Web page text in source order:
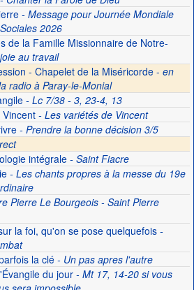
- Message pour Journée Mondiale
2026
de la Famille Missionnaire de Notre-
au travail
- Chapelet de la Miséricorde - en
radio à Paray-le-Monial
- Lc 7/38 - 3, 23-4, 13
- Les variétés de Vincent
- Prendre la bonne décision 3/5
intégrale- Saint Fiacre
- Les chants propres à la messe du 19e
Pierre Le Bourgeois - Saint Pierre
la foi, qu'on se pose quelquefois-
la clé- Un pas apres l'autre
du jour- Mt 17, 14-20 si vous